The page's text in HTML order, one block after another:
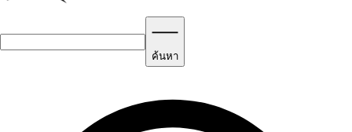
ค้นหา